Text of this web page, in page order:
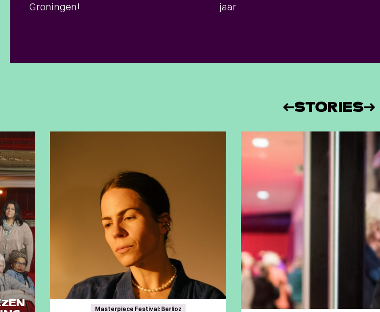
Groningen!
jaar
STORIES
Masterpiece Festival: Berlioz